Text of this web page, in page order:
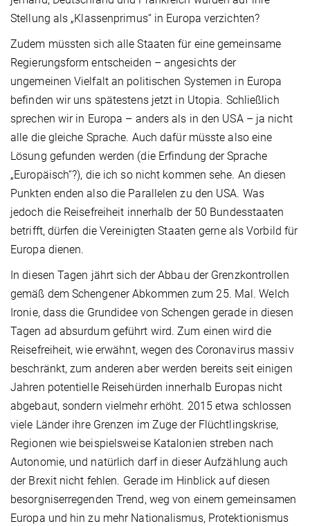
Stellung als „Klassenprimus“ in Europa verzichten?
Zudem müssten sich alle Staaten für eine gemeinsame
Regierungsform entscheiden – angesichts der
ungemeinen Vielfalt an politischen Systemen in Europa
befinden wir uns spätestens jetzt in Utopia. Schließlich
sprechen wir in Europa – anders als in den USA – ja nicht
alle die gleiche Sprache. Auch dafür müsste also eine
Lösung gefunden werden (die Erfindung der Sprache
„Europäisch“?), die ich so nicht kommen sehe. An diesen
Punkten enden also die Parallelen zu den USA. Was
jedoch die Reisefreiheit innerhalb der 50 Bundesstaaten
betrifft, dürfen die Vereinigten Staaten gerne als Vorbild für
Europa dienen.
In diesen Tagen jährt sich der Abbau der Grenzkontrollen
gemäß dem Schengener Abkommen zum 25. Mal. Welch
Ironie, dass die Grundidee von Schengen gerade in diesen
Tagen ad absurdum geführt wird. Zum einen wird die
Reisefreiheit, wie erwähnt, wegen des Coronavirus massiv
beschränkt, zum anderen aber werden bereits seit einigen
Jahren potentielle Reisehürden innerhalb Europas nicht
abgebaut, sondern vielmehr erhöht. 2015 etwa schlossen
viele Länder ihre Grenzen im Zuge der Flüchtlingskrise,
Regionen wie beispielsweise Katalonien streben nach
Autonomie, und natürlich darf in dieser Aufzählung auch
der Brexit nicht fehlen. Gerade im Hinblick auf diesen
besorgniserregenden Trend, weg von einem gemeinsamen
Europa und hin zu mehr Nationalismus, Protektionismus